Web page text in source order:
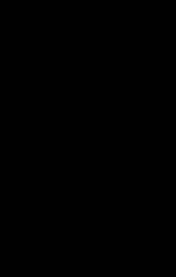
a serata